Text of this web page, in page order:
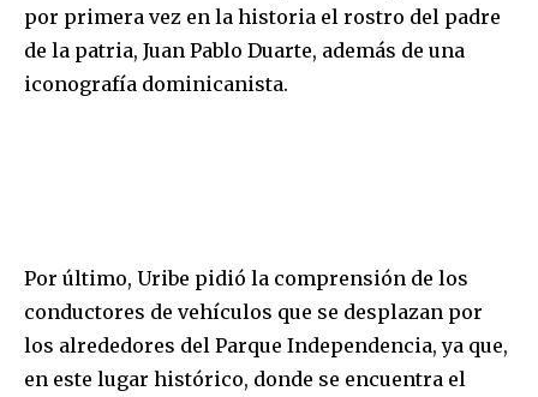
por primera vez en la historia el rostro del padre
de la patria, Juan Pablo Duarte, además de una
iconografía dominicanista.
Por último, Uribe pidió la comprensión de los
conductores de vehículos que se desplazan por
los alrededores del Parque Independencia, ya que,
en este lugar histórico, donde se encuentra el